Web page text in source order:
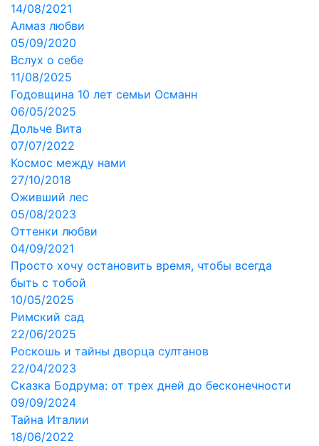
14/08/2021
Алмаз любви
05/09/2020
Вслух о себе
11/08/2025
Годовщина 10 лет семьи Османн
06/05/2025
Дольче Вита
07/07/2022
Космос между нами
27/10/2018
Оживший лес
05/08/2023
Оттенки любви
04/09/2021
Просто хочу остановить время, чтобы всегда
быть с тобой
10/05/2025
Римский сад
22/06/2025
Роскошь и тайны дворца султанов
22/04/2023
Сказка Бодрума: от трех дней до бесконечности
09/09/2024
Тайна Италии
18/06/2022